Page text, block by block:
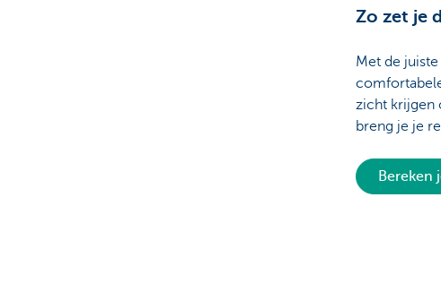
Zo zet je
Met de
zicht krijgen
breng je je
Bereken